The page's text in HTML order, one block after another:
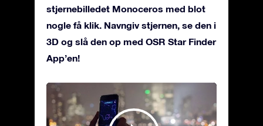
stjernebilledet Monoceros med blot
nogle få klik. Navngiv stjernen, se den i
3D og slå den op med OSR Star Finder
App’en!